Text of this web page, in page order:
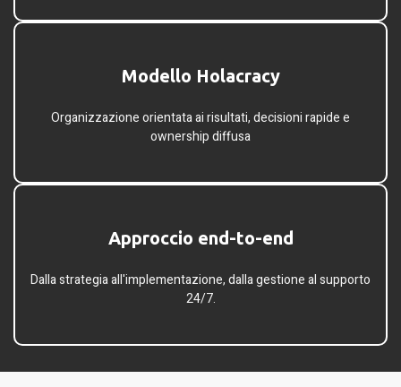
Modello Holacracy​
Organizzazione orientata ai risultati, decisioni rapide e
ownership diffusa
Approccio end-to-end​
Dalla strategia all'implementazione, dalla gestione al supporto
24/7.